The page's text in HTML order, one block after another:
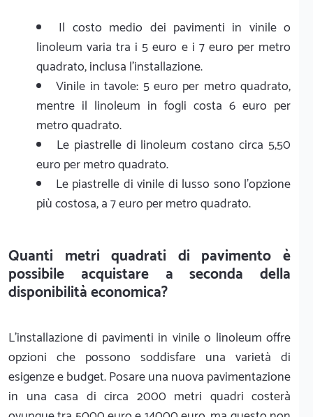
Il costo medio dei pavimenti in vinile o
linoleum varia tra i 5 euro e i 7 euro per metro
quadrato, inclusa l'installazione.
Vinile in tavole: 5 euro per metro quadrato,
mentre il linoleum in fogli costa 6 euro per
metro quadrato.
Le piastrelle di linoleum costano circa 5,50
euro per metro quadrato.
Le piastrelle di vinile di lusso sono l'opzione
più costosa, a 7 euro per metro quadrato.
Quanti metri quadrati di pavimento è
possibile acquistare a seconda della
disponibilità economica?
L'installazione di pavimenti in vinile o linoleum offre
opzioni che possono soddisfare una varietà di
esigenze e budget. Posare una nuova pavimentazione
in una casa di circa 2000 metri quadri costerà